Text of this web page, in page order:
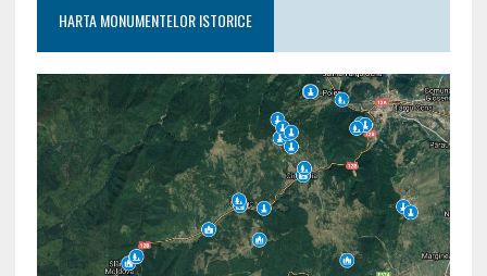
HARTA MONUMENTELOR ISTORICE